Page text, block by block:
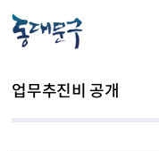
업무추진비 공개